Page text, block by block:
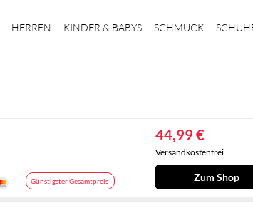
HERREN KINDER & BABYS SCHMUCK
Günstigster Gesamtpreis
44,99 €
Versandkostenfrei
Zum Shop